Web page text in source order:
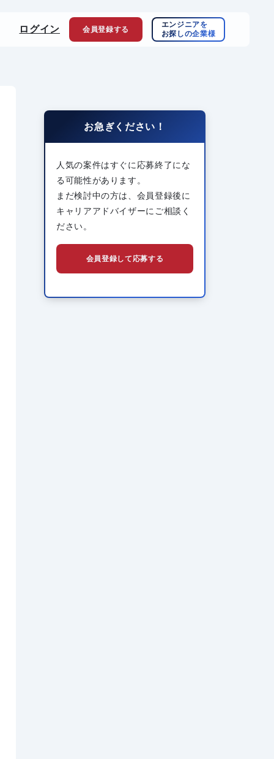
ログイン 会員登録する
エンジニアを
お探しの企業様
お急ぎください！
人気の案件はすぐに応募終了にな
る可能性があります。
まだ検討中の方は、会員登録後に
キャリアアドバイザーにご相談く
ださい。
会員登録して応募する